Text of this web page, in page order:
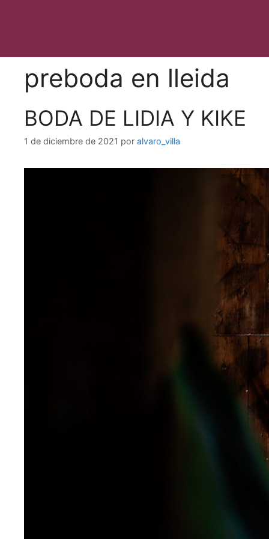
preboda en lleida
BODA DE LIDIA Y KIKE
1 de diciembre de 2021 por alvaro_villa